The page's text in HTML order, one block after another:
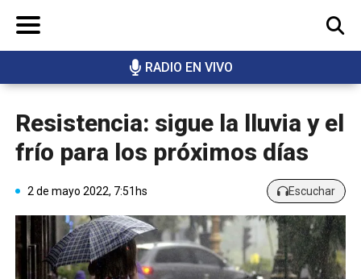
RADIO EN VIVO
BUSCAR
Resistencia: sigue la lluvia y el
frío para los próximos días
2 de mayo 2022, 7:51hs Escuchar